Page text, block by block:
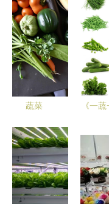
销 潍坊云
意信息科技
助力现代蔬
菜种植智慧
升级
纯素烹
艺术与
蔬菜
《一
色的生
赠